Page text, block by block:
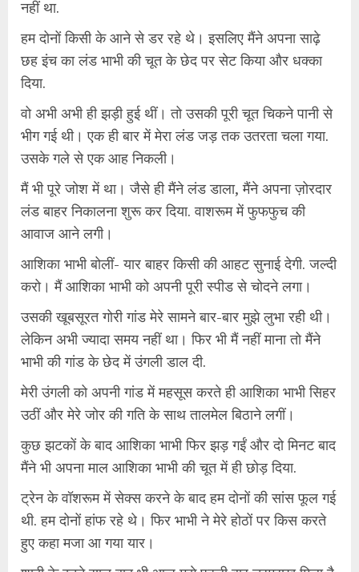
नहीं था.
हम दोनों किसी के आने से डर रहे थे। इसलिए मैंने अपना साढ़े
छह इंच का लंड भाभी की चूत के छेद पर सेट किया और धक्का
दिया.
वो अभी अभी ही झड़ी हुई थीं। तो उसकी पूरी चूत चिकने पानी से
भीग गई थी। एक ही बार में मेरा लंड जड़ तक उतरता चला गया.
उसके गले से एक आह निकली।
मैं भी पूरे जोश में था। जैसे ही मैंने लंड डाला, मैंने अपना ज़ोरदार
लंड बाहर निकालना शुरू कर दिया. वाशरूम में फुफफुच की
आवाज आने लगी।
आशिका भाभी बोलीं- यार बाहर किसी की आहट सुनाई देगी. जल्दी
करो। मैं आशिका भाभी को अपनी पूरी स्पीड से चोदने लगा।
उसकी खूबसूरत गोरी गांड मेरे सामने बार-बार मुझे लुभा रही थी।
लेकिन अभी ज्यादा समय नहीं था। फिर भी मैं नहीं माना तो मैंने
भाभी की गांड के छेद में उंगली डाल दी.
मेरी उंगली को अपनी गांड में महसूस करते ही आशिका भाभी सिहर
उठीं और मेरे जोर की गति के साथ तालमेल बिठाने लगीं।
कुछ झटकों के बाद आशिका भाभी फिर झड़ गईं और दो मिनट बाद
मैंने भी अपना माल आशिका भाभी की चूत में ही छोड़ दिया.
ट्रेन के वॉशरूम में सेक्स करने के बाद हम दोनों की सांस फूल गई
थी. हम दोनों हांफ रहे थे। फिर भाभी ने मेरे होठों पर किस करते
हुए कहा मजा आ गया यार।